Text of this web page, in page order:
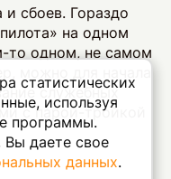
и сбоев. Гораздо
на одном
то одном, не самом
можно для начала
служебных
с парой-тройкой
статистических
используя
программы.
даете свое
данных.